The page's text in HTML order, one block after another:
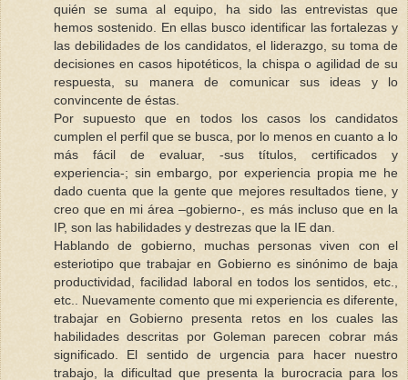
quién se suma al equipo, ha sido las entrevistas que
hemos sostenido. En ellas busco identificar las fortalezas y
las debilidades de los candidatos, el liderazgo, su toma de
decisiones en casos hipotéticos, la chispa o agilidad de su
respuesta, su manera de comunicar sus ideas y lo
convincente de éstas.
Por supuesto que en todos los casos los candidatos
cumplen el perfil que se busca, por lo menos en cuanto a lo
más fácil de evaluar, -sus títulos, certificados y
experiencia-; sin embargo, por experiencia propia me he
dado cuenta que la gente que mejores resultados tiene, y
creo que en mi área –gobierno-, es más incluso que en la
IP, son las habilidades y destrezas que la IE dan.
Hablando de gobierno, muchas personas viven con el
esteriotipo que trabajar en Gobierno es sinónimo de baja
productividad, facilidad laboral en todos los sentidos, etc.,
etc.. Nuevamente comento que mi experiencia es diferente,
trabajar en Gobierno presenta retos en los cuales las
habilidades descritas por Goleman parecen cobrar más
significado. El sentido de urgencia para hacer nuestro
trabajo, la dificultad que presenta la burocracia para los